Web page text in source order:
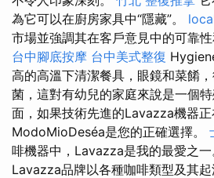
為它可以在廚房家具中“隱藏”。
市場並強調其在客戶意見中的可靠性
台中腳底按摩 台中美式整復
高的高溫下清潔餐具，眼鏡和菜餚
菌，這對有幼兒的家庭來說是一個
面，如果技術先進的Lavazza機器
ModoMioDeséa是您的正確選擇。
啡機器中，Lavazza是我的最愛之一
Lavazza品牌以各種咖啡類型及其起